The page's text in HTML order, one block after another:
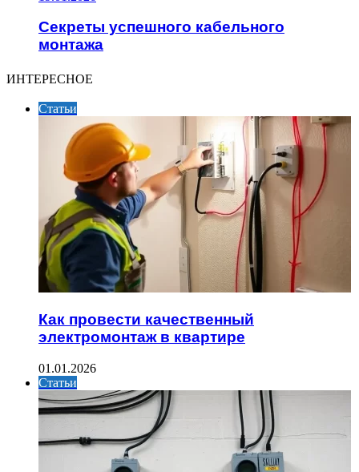
Секреты успешного кабельного
монтажа
ИНТЕРЕСНОЕ
Статьи
Как провести качественный
электромонтаж в квартире
01.01.2026
Статьи